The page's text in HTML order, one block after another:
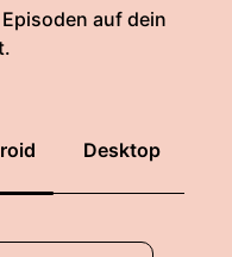
auf dein
Desktop